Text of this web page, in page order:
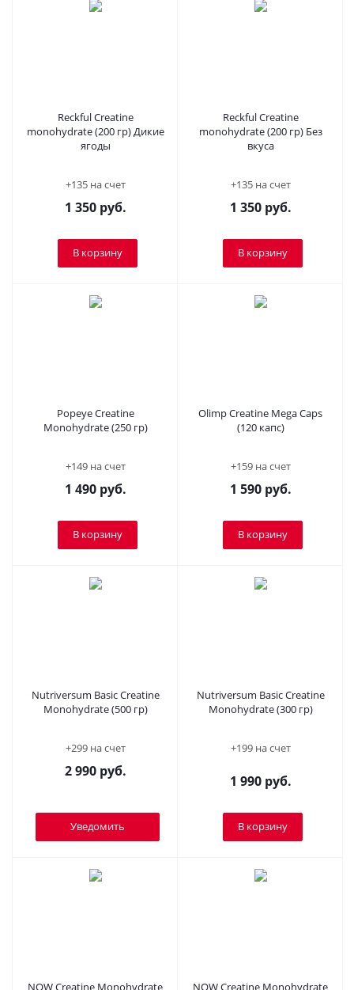
Reckful Creatine
monohydrate (200 гр) Дикие
ягоды
+135 на счет
1 350руб.
В корзину
Reckful Creatine
monohydrate (200 гр) Без
вкуса
+135 на счет
1 350руб.
В корзину
Popeye Creatine
Monohydrate (250 гр)
+149 на счет
1 490руб.
В корзину
Olimp Creatine Mega Caps
(120 капс)
+159 на счет
1 590руб.
В корзину
Nutriversum Basic Creatine
Monohydrate (500 гр)
+299 на счет
2 990руб.
Уведомить
Nutriversum Basic Creatine
Monohydrate (300 гр)
+199 на счет
1 990руб.
В корзину
NOW Creatine Monohydrate
NOW Creatine Monohydrate